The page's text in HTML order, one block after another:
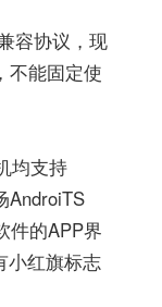
容协议，现
不能固定使
均支持
AndroiTS
件的APP界
小红旗标志